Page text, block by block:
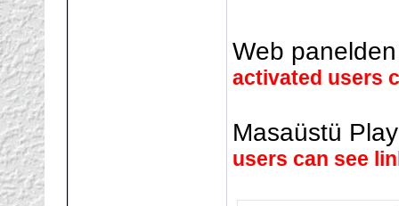
Web
activated users
Masaüstü
users can see